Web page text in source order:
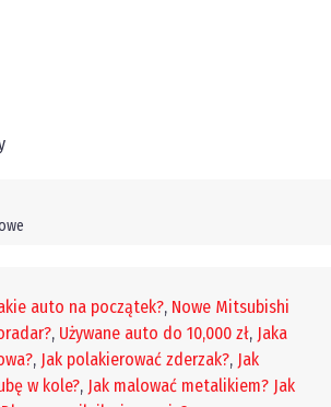
auto na początek?, Nowe Mitsubishi
, Używane auto do 10,000 zł, Jaka
, Jak polakierować zderzak?, Jak
w kole?, Jak malować metalikiem? Jak